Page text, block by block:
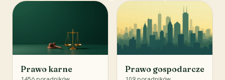
Prawo karne Prawo gospodarcze